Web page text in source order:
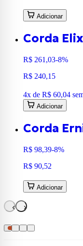
Adicionar
Corda
R$ 261,03-8%
R$ 240,15
4x de R$ 60,04
Adicionar
Corda
R$ 98,39-8%
R$ 90,52
Adicionar